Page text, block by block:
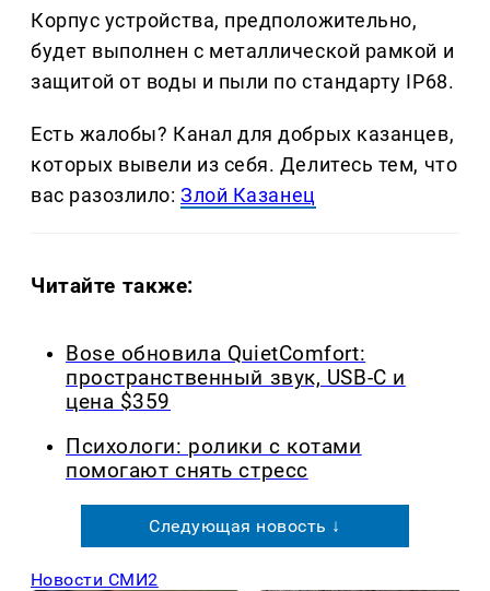
Корпус устройства, предположительно,
будет выполнен с металлической рамкой и
защитой от воды и пыли по стандарту IP68.
Есть жалобы? Канал для добрых казанцев,
которых вывели из себя. Делитеcь тем, что
вас разозлило:Злой Казанец
Читайте также:
Bose обновила QuietComfort:
пространственный звук, USB-C и
цена $359
Психологи: ролики с котами
помогают снять стресс
Следующая новость ↓
Новости СМИ2